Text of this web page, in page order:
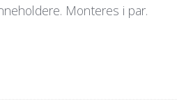
Monteres i par.